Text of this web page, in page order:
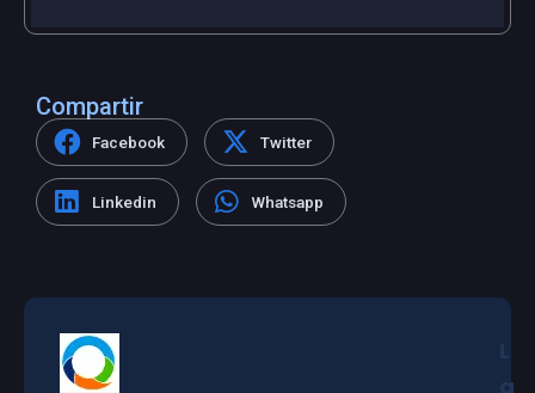
Compartir
Facebook Twitter
Linkedin Whatsapp
a